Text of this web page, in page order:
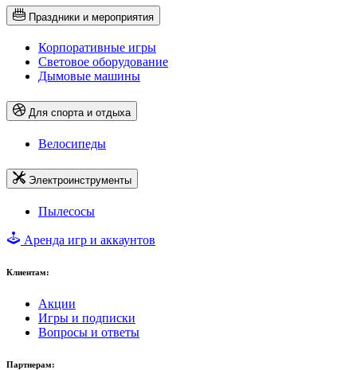
Праздники и мероприятия
Корпоративные игры
Световое оборудование
Дымовые машины
Для спорта и отдыха
Велосипеды
Электроинструменты
Пылесосы
Аренда игр и аккаунтов
Клиентам:
Акции
Игры и подписки
Вопросы и ответы
Партнерам: